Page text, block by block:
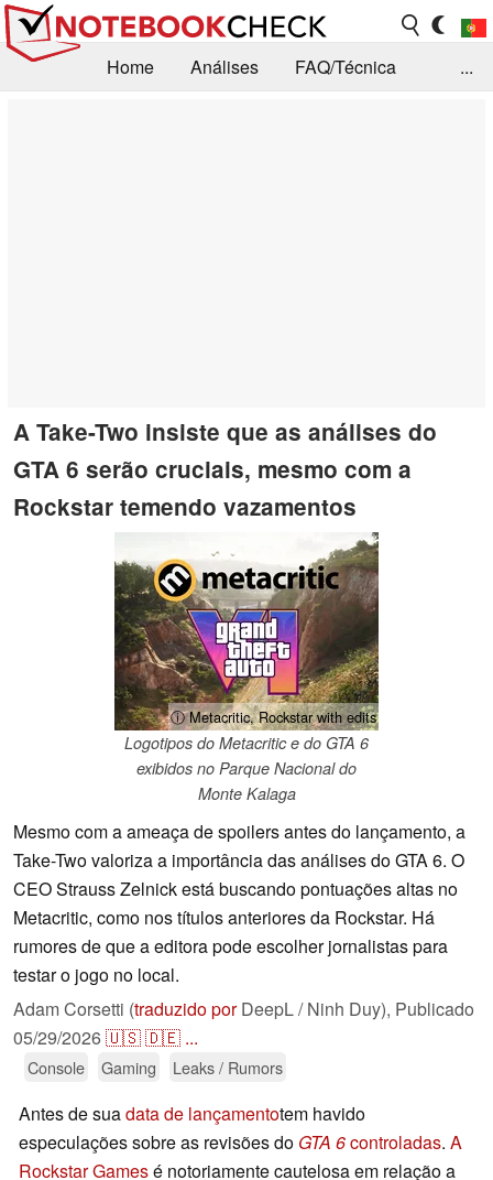
Home Análises
FAQ/Técnica
...
A Take-Two insiste que as análises do
GTA 6 serão cruciais, mesmo com a
Rockstar temendo vazamentos
ⓘ Metacritic, Rockstar with edits
Logotipos do Metacritic e do GTA 6
exibidos no Parque Nacional do
Monte Kalaga
Mesmo com a ameaça de spoilers antes do lançamento, a
Take-Two valoriza a importância das análises do GTA 6. O
CEO Strauss Zelnick está buscando pontuações altas no
Metacritic, como nos títulos anteriores da Rockstar. Há
rumores de que a editora pode escolher jornalistas para
testar o jogo no local.
Adam Corsetti (traduzido porDeepL / Ninh Duy), Publicado
05/29/2026🇺🇸🇩🇪 ...
Console Gaming Leaks / Rumors
Antes de suadata de lançamentotem havido
especulações sobre as revisões do GTA 6controladas. A
Rockstar Gamesé notoriamente cautelosa em relação a